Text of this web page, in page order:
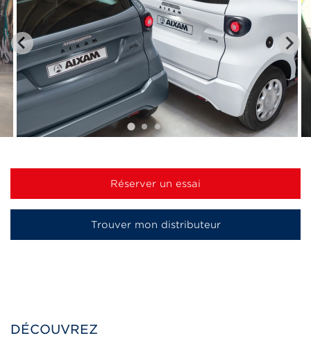
Réserver un essai
Trouver mon distributeur
DÉCOUVREZ